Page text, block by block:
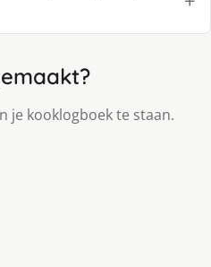
je kooklogboek te staan.